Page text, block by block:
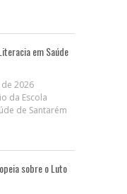
em Saúde
2026
da Escola
de Santarém
sobre o Luto